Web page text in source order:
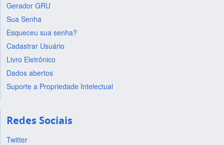
Gerador GRU
Sua Senha
Esqueceu sua senha?
Cadastrar Usuário
Livro Eletrônico
Dados abertos
Suporte a Propriedade Intelectual
Redes Sociais
Twitter